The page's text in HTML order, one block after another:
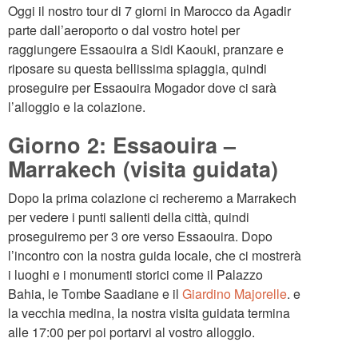
Oggi il nostro tour di 7 giorni in Marocco da Agadir
parte dall’aeroporto o dal vostro hotel per
raggiungere Essaouira a Sidi Kaouki, pranzare e
riposare su questa bellissima spiaggia, quindi
proseguire per Essaouira Mogador dove ci sarà
l’alloggio e la colazione.
Giorno 2: Essaouira –
Marrakech (visita guidata)
Dopo la prima colazione ci recheremo a Marrakech
per vedere i punti salienti della città, quindi
proseguiremo per 3 ore verso Essaouira. Dopo
l’incontro con la nostra guida locale, che ci mostrerà
i luoghi e i monumenti storici come il Palazzo
Bahia, le Tombe Saadiane e il Giardino Majorelle. e
la vecchia medina, la nostra visita guidata termina
alle 17:00 per poi portarvi al vostro alloggio.